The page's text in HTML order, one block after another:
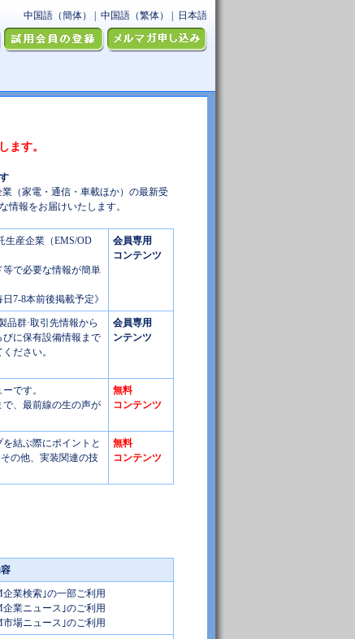
ます。
（家電・通信・車載ほか）の最新受
情報をお届けいたします。
生産企業（EMS/OD
で必要な情報が簡単
日7-8本前後掲載予定》
会員専用
コンテンツ
品群·取引先情報から
に保有設備情報まで
ださい。
会員専用
ンテンツ
です。
、最前線の生の声が
無料
コンテンツ
結ぶ際にポイントと
の他、実装関連の技
無料
コンテンツ
企業検索｣の一部ご利用
企業ニュース｣のご利用
市場ニュース｣のご利用